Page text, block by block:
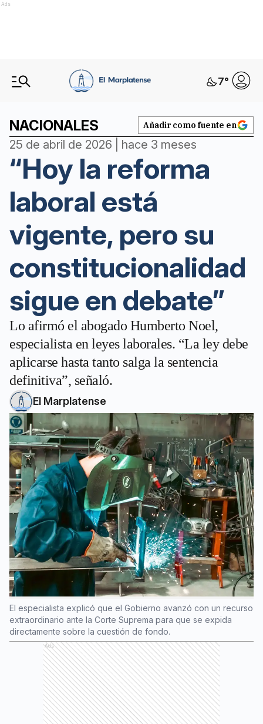
Ads
7°
NACIONALES Añadir como fuente en
25 de abril de 2026 | hace 3 meses
“Hoy la reforma
laboral está
vigente, pero su
constitucionalidad
sigue en debate”
Lo afirmó el abogado Humberto Noel,
especialista en leyes laborales. “La ley debe
aplicarse hasta tanto salga la sentencia
definitiva”, señaló.
El Marplatense
El especialista explicó que el Gobierno avanzó con un recurso
extraordinario ante la Corte Suprema para que se expida
directamente sobre la cuestión de fondo.
Ads